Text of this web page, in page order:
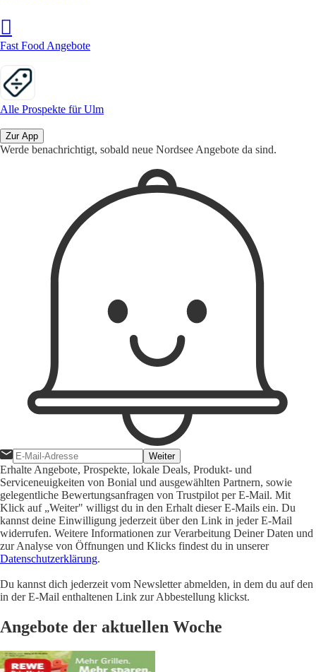
Fast Food Angebote
Alle Prospekte für Ulm
Zur App
Werde benachrichtigt, sobald neue Nordsee Angebote da sind.
Weiter
Erhalte Angebote, Prospekte, lokale Deals, Produkt- und
Serviceneuigkeiten von Bonial und ausgewählten Partnern, sowie
gelegentliche Bewertungsanfragen von Trustpilot per E-Mail. Mit
Klick auf „Weiter" willigst du in den Erhalt dieser E-Mails ein. Du
kannst deine Einwilligung jederzeit über den Link in jeder E-Mail
widerrufen. Weitere Informationen zur Verarbeitung Deiner Daten und
zur Analyse von Öffnungen und Klicks findest du in unserer
Datenschutzerklärung.
Du kannst dich jederzeit vom Newsletter abmelden, in dem du auf den
in der E-Mail enthaltenen Link zur Abbestellung klickst.
Angebote der aktuellen Woche